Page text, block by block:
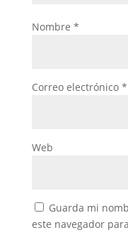
Nombre *
Correo electrónico *
Web
Guarda mi
este navegador